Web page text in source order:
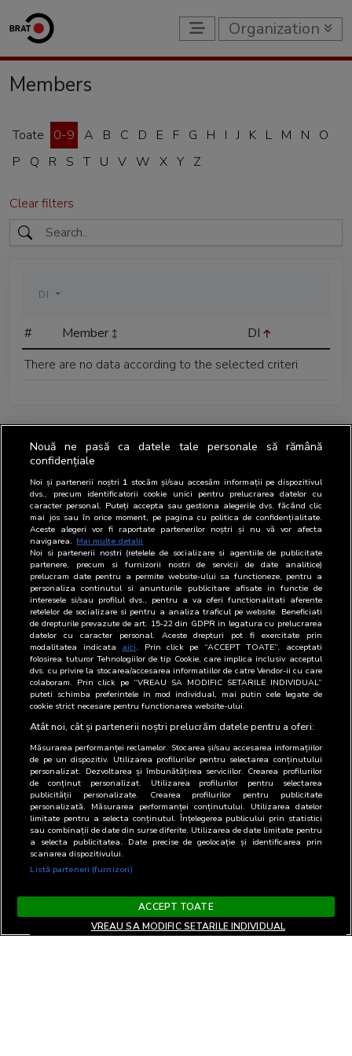
Organization
Members
Toate 0-9 A B C D E F G H I J K L M N
O
P
Q R S T U V W X Y Z
Clear filters
DI
# Member
DI
There are no data according to the selected criteri
Nouă ne pasă ca datele tale personale să rămână
confidențiale
Noi și partenerii noștri 1 stocăm și/sau accesăm informații pe dispozitivul
dvs., precum identificatorii cookie unici pentru prelucrarea datelor cu
caracter personal. Puteți accepta sau gestiona alegerile dvs. făcând clic
mai jos sau în orice moment, pe pagina cu politica de confidențialitate.
Aceste alegeri vor fi raportate partenerilor noștri și nu vă vor afecta
navigarea. Mai multe detalii
Noi si partenerii nostri (retelele de socializare si agentiile de publicitate
partenere, precum si furnizorii nostri de servicii de date analitice)
prelucram date pentru a permite website-ului sa functioneze, pentru a
personaliza continutul si anunturile publicitare afisate in functie de
interesele si/sau profilul dvs., pentru a va oferi functionalitati aferente
retelelor de socializare si pentru a analiza traficul pe website. Beneficiati
de drepturile prevazute de art. 15-22 din GDPR in legatura cu prelucrarea
datelor cu caracter personal. Aceste drepturi pot fi exercitate prin
modalitatea indicata aici. Prin click pe “ACCEPT TOATE”, acceptati
folosirea tuturor Tehnologiilor de tip Cookie, care implica inclusiv acceptul
dvs. cu privire la stocarea/accesarea informatiilor de catre Vendor-ii cu care
colaboram. Prin click pe “VREAU SA MODIFIC SETARILE INDIVIDUAL”
puteti schimba preferintele in mod individual, mai putin cele legate de
cookie strict necesare pentru functionarea website-ului.
Atât noi, cât și partenerii noștri prelucrăm datele pentru a oferi:
Măsurarea performanței reclamelor. Stocarea și/sau accesarea informațiilor
de pe un dispozitiv. Utilizarea profilurilor pentru selectarea conținutului
personalizat. Dezvoltarea și îmbunătățirea serviciilor. Crearea profilurilor
de conținut personalizat. Utilizarea profilurilor pentru selectarea
publicității personalizate. Crearea profilurilor pentru publicitate
personalizată. Măsurarea performanței conținutului. Utilizarea datelor
limitate pentru a selecta conținutul. Înțelegerea publicului prin statistici
sau combinații de date din surse diferite. Utilizarea de date limitate pentru
a selecta publicitatea. Date precise de geolocație și identificarea prin
scanarea dispozitivului.
Listă parteneri (furnizori)
ACCEPT TOATE
VREAU SA MODIFIC SETARILE INDIVIDUAL